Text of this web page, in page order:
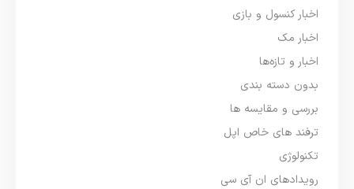
اخبار کنسول و بازی
اخبار مک
اخبار و تازه‌ها
بدون دسته بندی
بررسی و مقایسه ها
ترفند های خاص اپل
تکنولوژی
رویدادهای ان آی سی